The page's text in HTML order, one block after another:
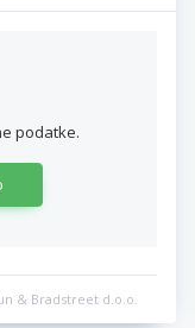
podatke.
& Bradstreet d.o.o.